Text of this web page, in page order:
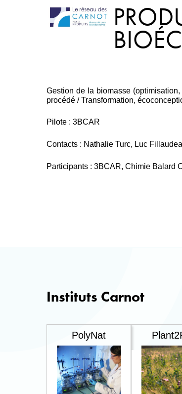
Gestion de la biomasse
procédé / Transformation,
Pilote : 3BCAR
Contacts : Nathalie Turc, Luc
Participants : 3BCAR, Chimie Balard
Instituts Carnot
PolyNat